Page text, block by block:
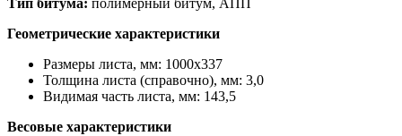
Тип битума: полимерный битум, АПП
Геометрические характеристики
Размеры листа, мм: 1000х337
Толщина листа (справочно), мм: 3,0
Видимая часть листа, мм: 143,5
Весовые характеристики